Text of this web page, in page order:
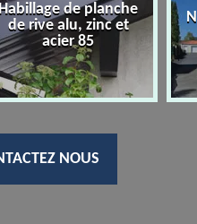
de planche
de rive alu, zinc et
acier 85
NOUS